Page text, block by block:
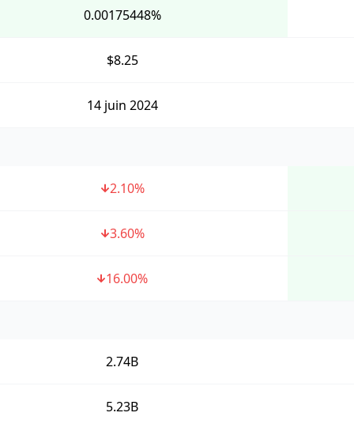
0.00175448%
$8.25
14 juin 2024
2.10%
3.60%
16.00%
2.74B
5.23B